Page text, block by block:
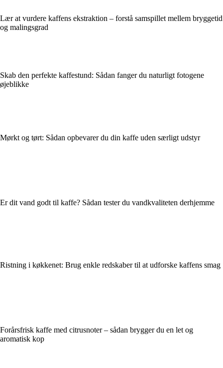
Lær at vurdere kaffens ekstraktion – forstå samspillet mellem bryggetid
og malingsgrad
Skab den perfekte kaffestund: Sådan fanger du naturligt fotogene
øjeblikke
Mørkt og tørt: Sådan opbevarer du din kaffe uden særligt udstyr
Er dit vand godt til kaffe? Sådan tester du vandkvaliteten derhjemme
Ristning i køkkenet: Brug enkle redskaber til at udforske kaffens smag
Forårsfrisk kaffe med citrusnoter – sådan brygger du en let og
aromatisk kop